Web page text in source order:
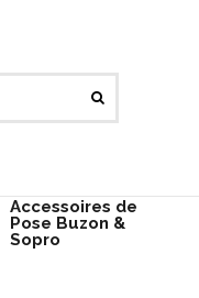
Accessoires de
Pose Buzon &
Sopro